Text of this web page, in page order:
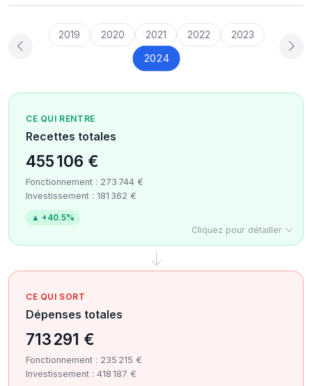
2019 2020 2021 2022 2023
2024
CE QUI RENTRE
Recettes totales
455 106 €
Fonctionnement : 273 744 €
Investissement : 181 362 €
▲ +40.5%
Cliquez pour détailler
CE QUI SORT
Dépenses totales
713 291 €
Fonctionnement : 235 215 €
Investissement : 418 187 €